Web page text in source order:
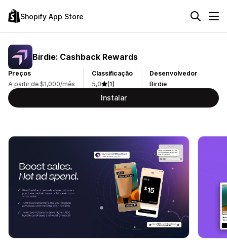
Shopify App Store
Birdie: Cashback Rewards
Preços
A partir de $1,000/mês
Classificação
5,0
(1)
Desenvolvedor
Birdie
Instalar